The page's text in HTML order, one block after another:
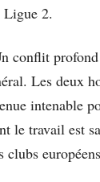
Ligue 2.
conflit
Les deux
intenable
le travail est
clubs